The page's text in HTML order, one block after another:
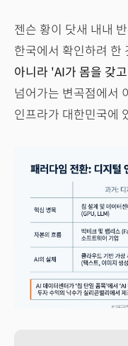
젠슨 황이 닷새 내내
한국에서 확인하려 한
아니라 'AI가 몸을 갖
넘어가는 변곡점에서
인프라가 대한민국에